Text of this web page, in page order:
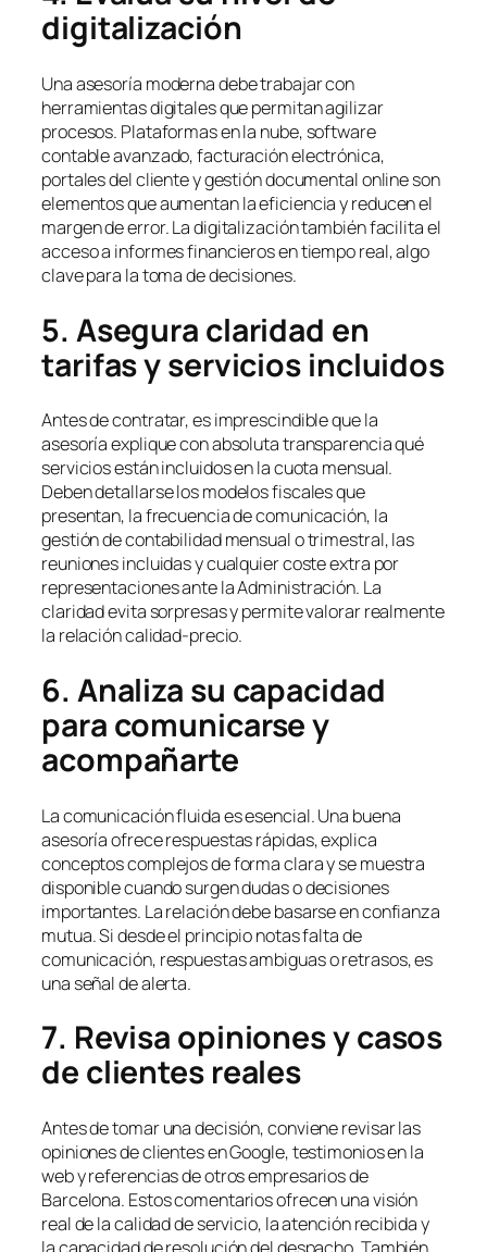
digitalización
Una asesoría moderna debe trabajar con
herramientas digitales que permitan agilizar
procesos. Plataformas en la nube, software
contable avanzado, facturación electrónica,
portales del cliente y gestión documental online son
elementos que aumentan la eficiencia y reducen el
margen de error. La digitalización también facilita el
acceso a informes financieros en tiempo real, algo
clave para la toma de decisiones.
5. Asegura claridad en
tarifas y servicios incluidos
Antes de contratar, es imprescindible que la
asesoría explique con absoluta transparencia qué
servicios están incluidos en la cuota mensual.
Deben detallarse los modelos fiscales que
presentan, la frecuencia de comunicación, la
gestión de contabilidad mensual o trimestral, las
reuniones incluidas y cualquier coste extra por
representaciones ante la Administración. La
claridad evita sorpresas y permite valorar realmente
la relación calidad-precio.
6. Analiza su capacidad
para comunicarse y
acompañarte
La comunicación fluida es esencial. Una buena
asesoría ofrece respuestas rápidas, explica
conceptos complejos de forma clara y se muestra
disponible cuando surgen dudas o decisiones
importantes. La relación debe basarse en confianza
mutua. Si desde el principio notas falta de
comunicación, respuestas ambiguas o retrasos, es
una señal de alerta.
7. Revisa opiniones y casos
de clientes reales
Antes de tomar una decisión, conviene revisar las
opiniones de clientes en Google, testimonios en la
web y referencias de otros empresarios de
Barcelona. Estos comentarios ofrecen una visión
real de la calidad de servicio, la atención recibida y